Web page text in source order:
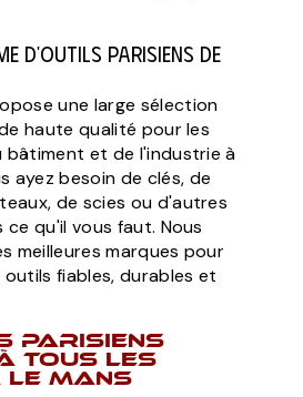
d'outils parisiens de
une large sélection
haute qualité pour les
bâtiment et de l'industrie à
ayez besoin de clés, de
de scies ou d'autres
ce qu'il vous faut. Nous
meilleures marques pour
fiables, durables et
parisiens
tous les
Mans